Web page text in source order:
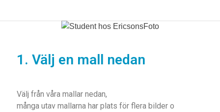
1. Välj en mall nedan
Välj från våra mallar nedan,
många utav mallarna har plats för flera bilder o